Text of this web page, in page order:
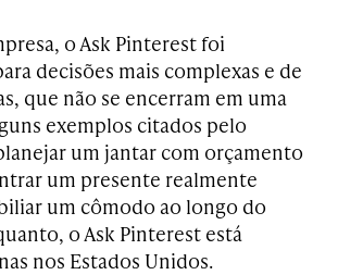
o Ask Pinterest foi
decisões mais complexas e de
que não se encerram em uma
exemplos citados pelo
um jantar com orçamento
um presente realmente
um cômodo ao longo do
o Ask Pinterest está
nos Estados Unidos.